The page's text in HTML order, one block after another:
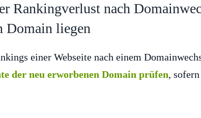
Rankingverlust nach
Domain liegen
einer Webseite nach einem
der neu erworbenen Domain prüfen,